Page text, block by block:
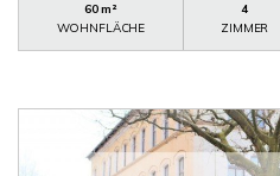
60 m²
WOHNFLÄCHE
4
ZIMMER